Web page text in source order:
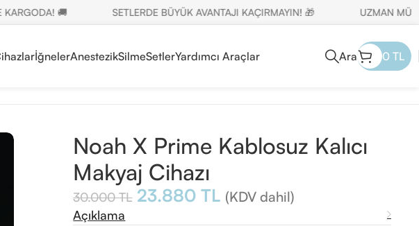
🚚 SETLERDE BÜYÜK AVANTAJI KAÇIRMAYIN! 🎁 UZMAN MÜŞTERİ
İğnelerAnestezikSilmeSetlerYardımcı Araçlar Ara 0 TL
Noah X Prime Kablosuz Kalıcı
Makyaj Cihazı
30.000TL 23.880TL (KDV dahil)
Açıklama